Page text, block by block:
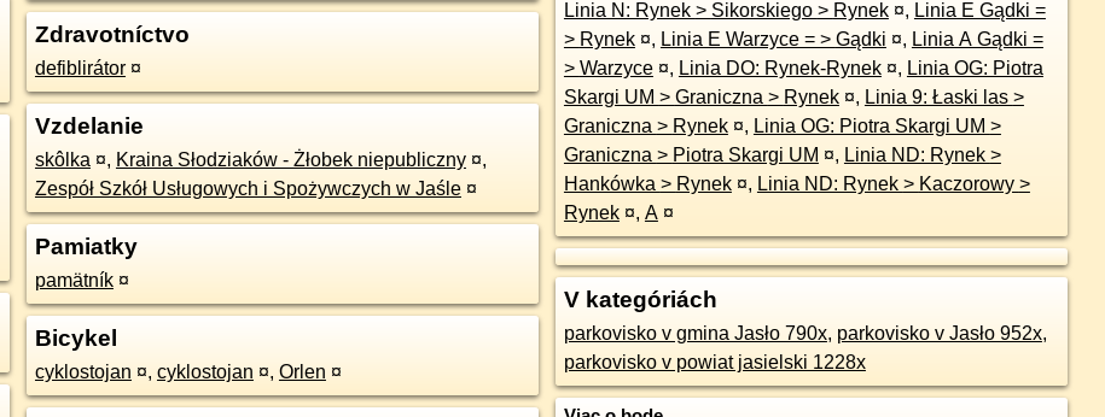
Zdravotníctvo
defiblirátor ¤
Vzdelanie
skôlka ¤, Kraina Słodziaków - Żłobek niepubliczny ¤,
Zespół Szkół Usługowych i Spożywczych w Jaśle ¤
Pamiatky
pamätník ¤
Bicykel
cyklostojan ¤, cyklostojan ¤, Orlen ¤
Linia N: Rynek > Sikorskiego > Rynek ¤, Linia E Gądki =
> Rynek ¤, Linia E Warzyce = > Gądki ¤, Linia A Gądki =
> Warzyce ¤, Linia DO: Rynek-Rynek ¤, Linia OG: Piotra
Skargi UM > Graniczna > Rynek ¤, Linia 9: Łaski las >
Graniczna > Rynek ¤, Linia OG: Piotra Skargi UM >
Graniczna > Piotra Skargi UM ¤, Linia ND: Rynek >
Hankówka > Rynek ¤, Linia ND: Rynek > Kaczorowy >
Rynek ¤, A ¤
V kategóriách
parkovisko v gmina Jasło 790x, parkovisko v Jasło 952x,
parkovisko v powiat jasielski 1228x